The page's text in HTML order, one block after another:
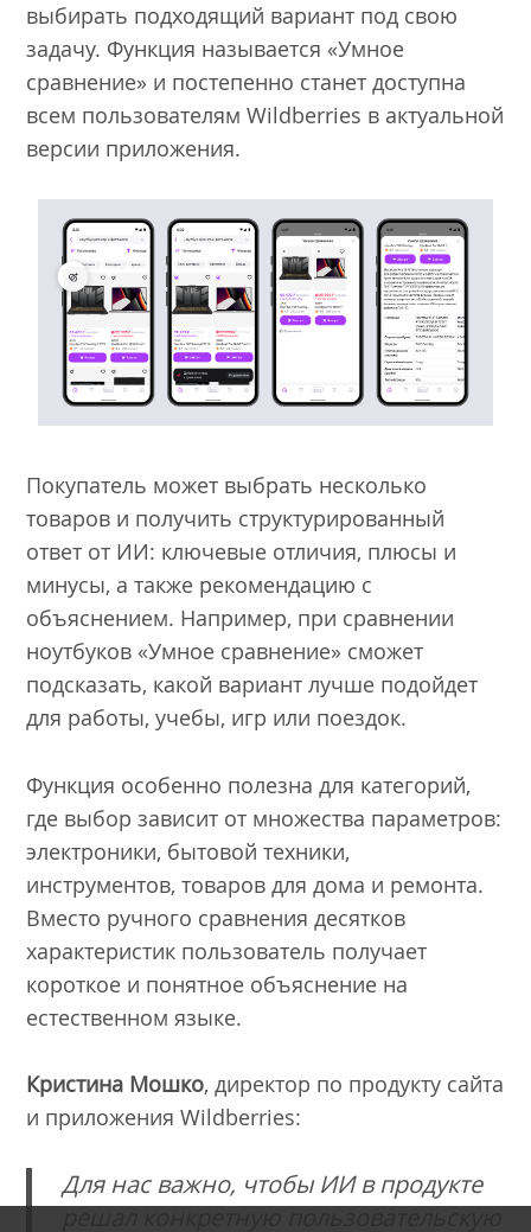
выбирать подходящий вариант под свою
задачу. Функция называется «Умное
сравнение» и постепенно станет доступна
всем пользователям Wildberries в актуальной
версии приложения.
Покупатель может выбрать несколько
товаров и получить структурированный
ответ от ИИ: ключевые отличия, плюсы и
минусы, а также рекомендацию с
объяснением. Например, при сравнении
ноутбуков «Умное сравнение» сможет
подсказать, какой вариант лучше подойдет
для работы, учебы, игр или поездок.
Функция особенно полезна для категорий,
где выбор зависит от множества параметров:
электроники, бытовой техники,
инструментов, товаров для дома и ремонта.
Вместо ручного сравнения десятков
характеристик пользователь получает
короткое и понятное объяснение на
естественном языке.
Кристина Мошко, директор по продукту сайта
и приложения Wildberries:
Для нас важно, чтобы ИИ в продукте